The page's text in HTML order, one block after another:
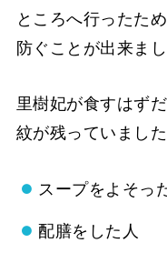
ところへ行ったた
防ぐことが出来まし
里樹妃が食すはず
紋が残っていました
スープをよそっ
配膳をした人